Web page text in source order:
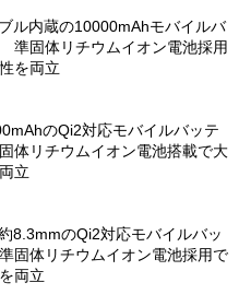
ル内蔵の10000mAhモバイルバ
準固体リチウムイオン電池採用
を両立
のQi2対応モバイルバッテ
体リチウムイオン電池搭載で大
立
8.3mmのQi2対応モバイルバッ
固体リチウムイオン電池採用で
両立